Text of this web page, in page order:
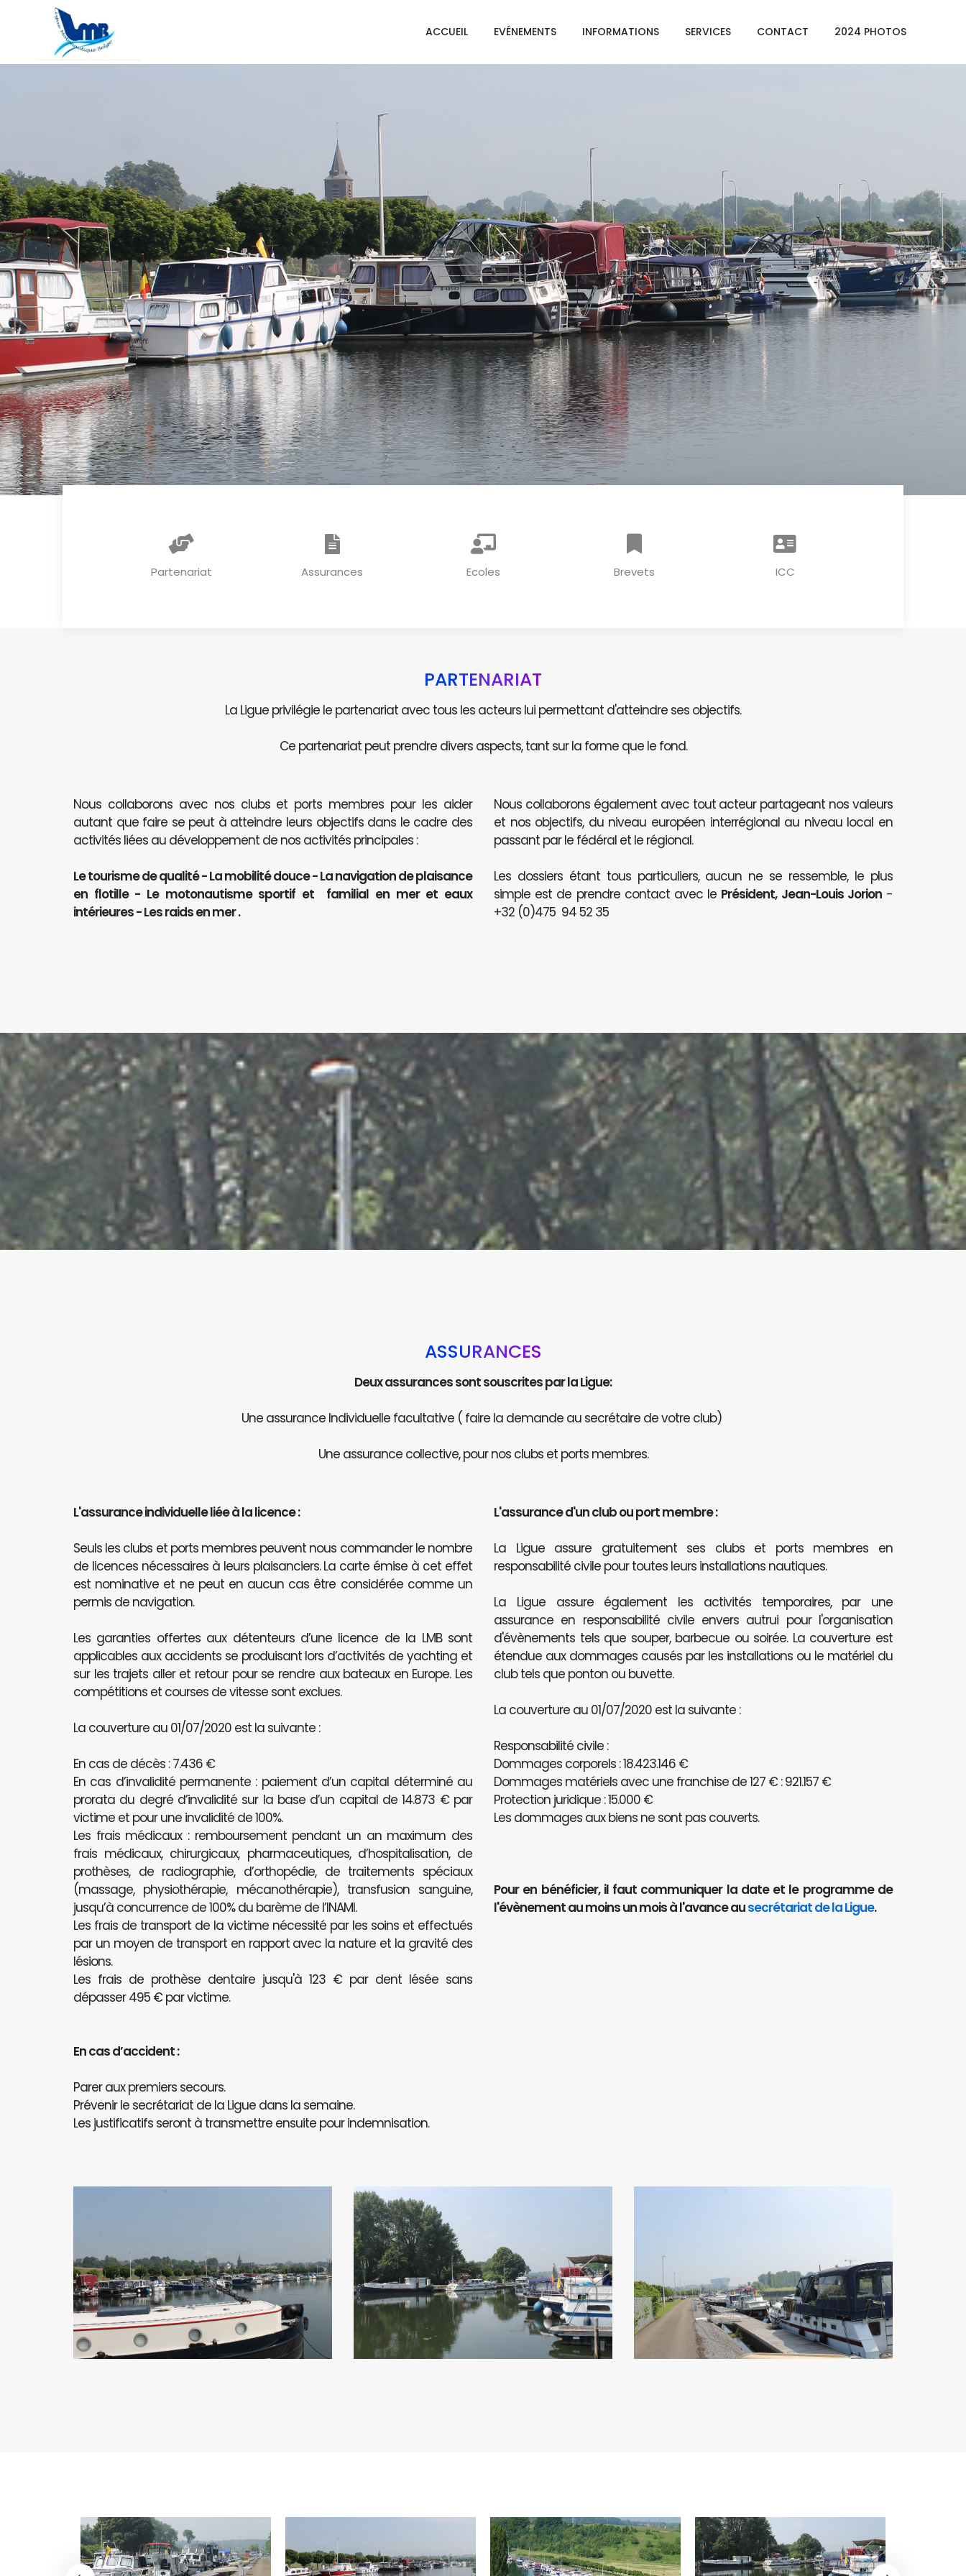
ACCUEIL EVÉNEMENTS INFORMATIONS SERVICES CONTACT 2024 PHOTOS
Partenariat Assurances Ecoles Brevets ICC
PARTENARIAT
La Ligue privilégie le partenariat avec tous les acteurs lui permettant d'atteindre ses objectifs.
Ce partenariat peut prendre divers aspects, tant sur la forme que le fond.
Nous collaborons avec nos clubs et ports membres pour les aider
autant que faire se peut à atteindre leurs objectifs dans le cadre des
activités liées au développement de nos activités principales :
Le tourisme de qualité - La mobilité douce - La navigation de plaisance
en flotille - Le motonautisme sportif et familial en mer et eaux
intérieures - Les raids en mer .
Nous collaborons également avec tout acteur partageant nos valeurs
et nos objectifs, du niveau européen interrégional au niveau local en
passant par le fédéral et le régional.
Les dossiers étant tous particuliers, aucun ne se ressemble, le plus
simple est de prendre contact avec le Président, Jean-Louis Jorion-
+32 (0)475 94 52 35
ASSURANCES
Deux assurances sont souscrites par la Ligue:
Une assurance Individuelle facultative ( faire la demande au secrétaire de votre club)
Une assurance collective, pour nos clubs et ports membres.
L'assurance individuelle liée à la licence :
Seuls les clubs et ports membres peuvent nous commander le nombre
de licences nécessaires à leurs plaisanciers. La carte émise à cet effet
est nominative et ne peut en aucun cas être considérée comme un
permis de navigation.
Les garanties offertes aux détenteurs d’une licence de la LMB sont
applicables aux accidents se produisant lors d’activités de yachting et
sur les trajets aller et retour pour se rendre aux bateaux en Europe. Les
compétitions et courses de vitesse sont exclues.
La couverture au 01/07/2020 est la suivante :
En cas de décès : 7.436 €
En cas d’invalidité permanente : paiement d’un capital déterminé au
prorata du degré d’invalidité sur la base d’un capital de 14.873 € par
victime et pour une invalidité de 100%.
Les frais médicaux : remboursement pendant un an maximum des
frais médicaux, chirurgicaux, pharmaceutiques, d’hospitalisation, de
prothèses, de radiographie, d’orthopédie, de traitements spéciaux
(massage, physiothérapie, mécanothérapie), transfusion sanguine,
jusqu’à concurrence de 100% du barème de l’INAMI.
Les frais de transport de la victime nécessité par les soins et effectués
par un moyen de transport en rapport avec la nature et la gravité des
lésions.
Les frais de prothèse dentaire jusqu'à 123 € par dent lésée sans
dépasser 495 € par victime.
En cas d’accident :
Parer aux premiers secours.
Prévenir le secrétariat de la Ligue dans la semaine.
Les justificatifs seront à transmettre ensuite pour indemnisation.
L'assurance d'un club ou port membre :
La Ligue assure gratuitement ses clubs et ports membres en
responsabilité civile pour toutes leurs installations nautiques.
La Ligue assure également les activités temporaires, par une
assurance en responsabilité civile envers autrui pour l'organisation
d'évènements tels que souper, barbecue ou soirée. La couverture est
étendue aux dommages causés par les installations ou le matériel du
club tels que ponton ou buvette.
La couverture au 01/07/2020 est la suivante :
Responsabilité civile :
Dommages corporels : 18.423.146 €
Dommages matériels avec une franchise de 127 € : 921.157 €
Protection juridique : 15.000 €
Les dommages aux biens ne sont pas couverts.
Pour en bénéficier, il faut communiquer la date et le programme de
l'évènement au moins un mois à l'avance ausecrétariat de la Ligue.